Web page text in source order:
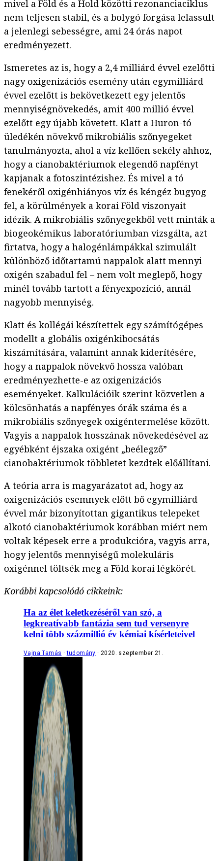
mivel a Föld és a Hold közötti rezonanciaciklus
nem teljesen stabil, és a bolygó forgása lelassult
a jelenlegi sebességre, ami 24 órás napot
eredményezett.
Ismeretes az is, hogy a 2,4 milliárd évvel ezelőtti
nagy oxigenizációs esemény után egymilliárd
évvel ezelőtt is bekövetkezett egy jelentős
mennyiségnövekedés, amit 400 millió évvel
ezelőtt egy újabb követett. Klatt a Huron-tó
üledékén növekvő mikrobiális szőnyegeket
tanulmányozta, ahol a víz kellően sekély ahhoz,
hogy a cianobaktériumok elegendő napfényt
kapjanak a fotoszintézishez. És mivel a tó
fenekéről oxigénhiányos víz és kéngéz bugyog
fel, a körülmények a korai Föld viszonyait
idézik. A mikrobiális szőnyegekből vett minták a
biogeokémikus laboratóriumban vizsgálta, azt
firtatva, hogy a halogénlámpákkal szimulált
különböző időtartamú nappalok alatt mennyi
oxigén szabadul fel – nem volt meglepő, hogy
minél tovább tartott a fényexpozíció, annál
nagyobb mennyiség.
Klatt és kollégái készítettek egy számítógépes
modellt a globális oxigénkibocsátás
kiszámítására, valamint annak kiderítésére,
hogy a nappalok növekvő hossza valóban
eredményezhette-e az oxigenizációs
eseményeket. Kalkulációik szerint közvetlen a
kölcsönhatás a napfényes órák száma és a
mikrobiális szőnyegek oxigéntermelése között.
Vagyis a nappalok hosszának növekedésével az
egyébként éjszaka oxigént „beélegző”
cianobaktériumok többletet kezdtek előállítani.
A teória arra is magyarázatot ad, hogy az
oxigenizációs esemnyek előtt bő egymilliárd
évvel már bizonyítottan gigantikus telepeket
alkotó cianobaktériumok korábban miért nem
voltak képesek erre a produkcióra, vagyis arra,
hogy jelentős mennyiségű molekuláris
oxigénnel töltsék meg a Föld korai légkörét.
Korábbi kapcsolódó cikkeink:
Ha az élet keletkezéséről van szó, a
legkreatívabb fantázia sem tud versenyre
kelni több százmillió év kémiai kísérleteivel
Vajna Tamás tudomány 2020. szeptember 21.